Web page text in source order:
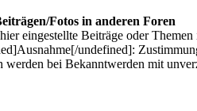
Fotos in anderen Foren
eingestellte Beiträge oder
undefined]:
werden bei Bekanntwerden mit